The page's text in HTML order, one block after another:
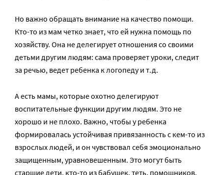
Но важно обращать внимание на качество помощи.
Кто-то из мам четко знает, что ей нужна помощь по
хозяйству. Она не делегирует отношения со своими
детьми другим людям: сама проверяет уроки, следит
за речью, ведет ребенка к логопеду и т.д.
А есть мамы, которые охотно делегируют
воспитательные функции другим людям. Это не
хорошо и не плохо. Важно, чтобы у ребенка
формировалась устойчивая привязанность с кем-то из
взрослых людей, и он чувствовал себя эмоционально
защищенным, уравновешенным. Это могут быть
старшие дети, кто-то из бабушек, теть, помощников.